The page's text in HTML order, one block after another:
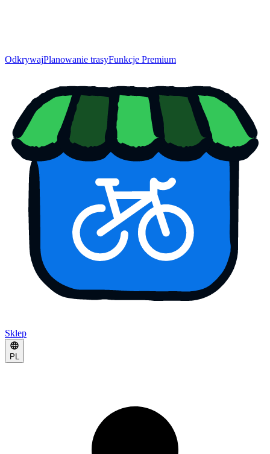
OdkrywajPlanowanie trasyFunkcje Premium
Sklep
PL